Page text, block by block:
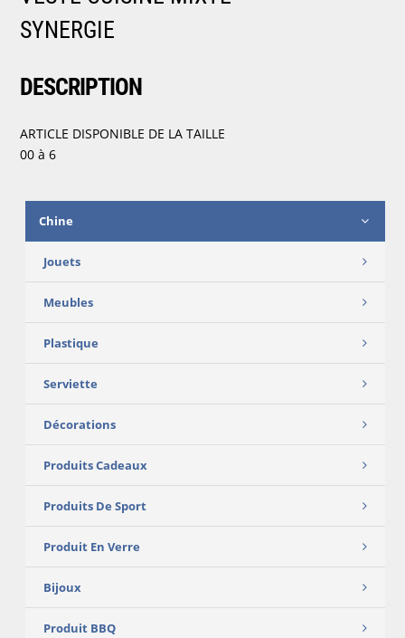
SYNERGIE
DESCRIPTION
ARTICLE DISPONIBLE DE LA TAILLE
00 à 6
Chine
Jouets
Meubles
Plastique
Serviette
Décorations
Produits Cadeaux
Produits De Sport
Produit En Verre
Bijoux
Produit BBQ